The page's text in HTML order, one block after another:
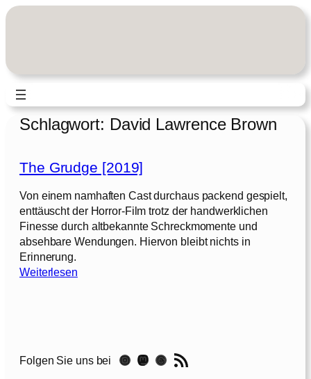
Zum
Schlagwort: David Lawrence Brown
The Grudge [2019]
Von einem namhaften Cast durchaus packend gespielt,
enttäuscht der Horror-Film trotz der handwerklichen
Finesse durch altbekannte Schreckmomente und
absehbare Wendungen. Hiervon bleibt nichts in
Erinnerung.
Weiterlesen:
u
Folgen Sie uns bei Instagram Mastodon Threads RSS-Feed